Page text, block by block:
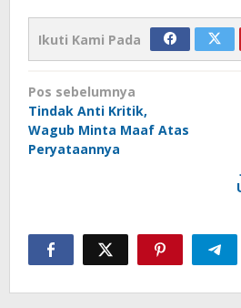
Ikuti Kami Pada
Navigasi
pos
Pos sebelumnya
Tindak Anti Kritik,
Wagub Minta Maaf Atas
Peryataannya